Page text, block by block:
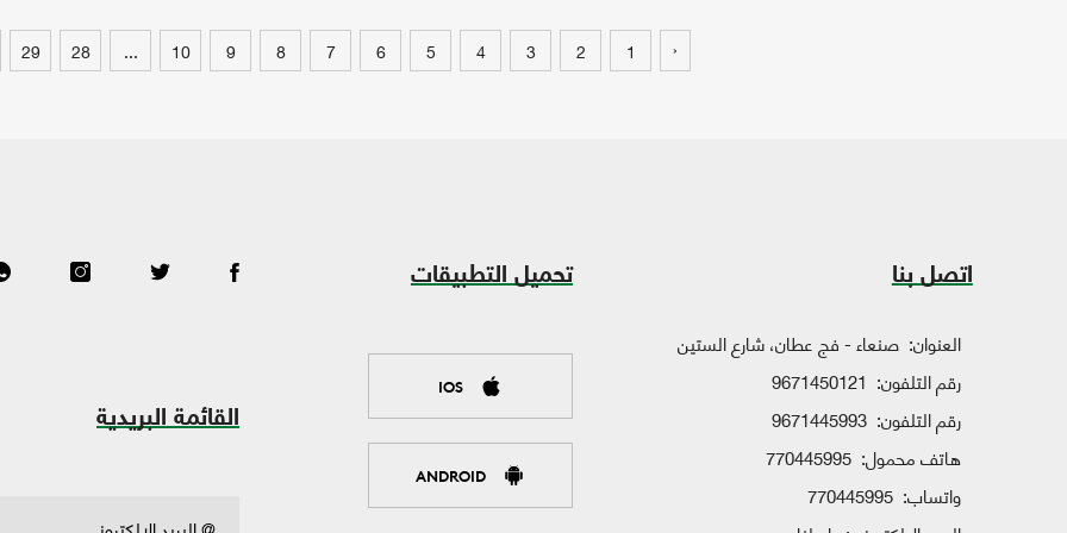
‹
1
2
3
4
5
6
7
8
9
10
...
28
29
اتصل بنا
العنوان: صنعاء - فج عطان، شارع الستين
رقم التلفون: 9671450121
رقم التلفون: 9671445993
هاتف محمول: 770445995
واتساب: 770445995
تحميل التطبيقات
IOS
ANDROID
القائمة البريدية